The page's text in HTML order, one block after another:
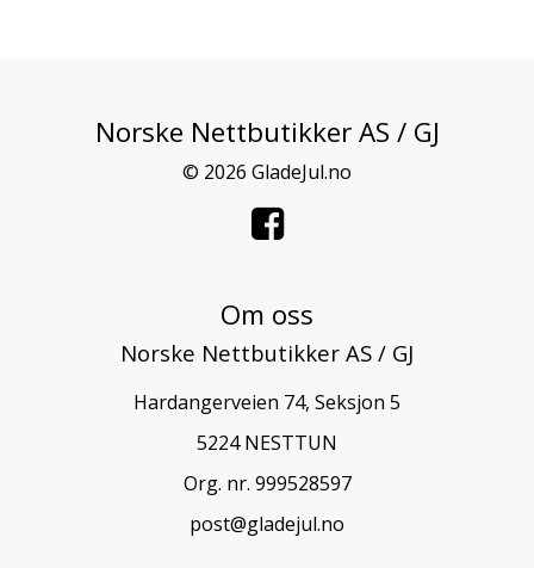
Norske Nettbutikker AS / GJ
© 2026 GladeJul.no
Om oss
Norske Nettbutikker AS / GJ
Hardangerveien 74, Seksjon 5
5224 NESTTUN
Org. nr. 999528597
post@gladejul.no